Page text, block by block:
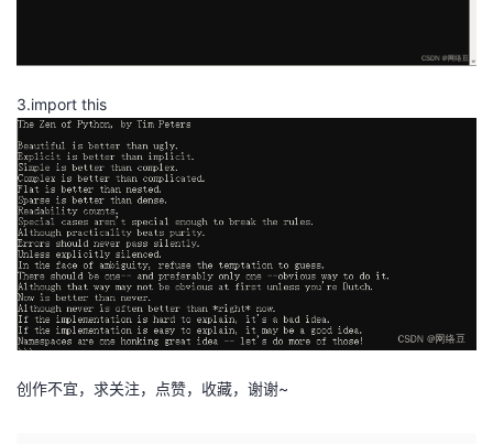
3.import this
创作不宜，求关注，点赞，收藏，谢谢~